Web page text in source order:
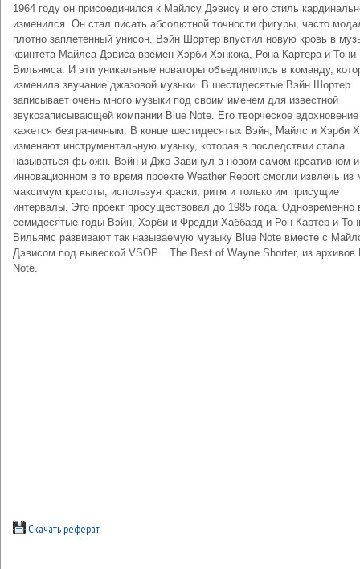
1964 году он присоединился к Майлсу Дэвису и его стиль
изменился. Он стал писать абсолютной точности фигуры, часто
плотно заплетенный унисон. Вэйн Шортер впустил новую кровь в
квинтета Майлса Дэвиса времен Хэрби Хэнкока, Рона Картера и Тони
Вильямса. И эти уникальные новаторы объединились в команду,
изменила звучание джазовой музыки. В шестидесятые Вэйн Шортер
записывает очень много музыки под своим именем для известной
звукозаписывающей компании Blue Note. Его творческое вдохновение
кажется безграничным. В конце шестидесятых Вэйн, Майлс и Хэрби
изменяют инструментальную музыку, которая в последствии стала
называться фьюжн. Вэйн и Джо Завинул в новом самом креативном и
инновационном в то время проекте Weather Report смогли извлечь из
максимум красоты, используя краски, ритм и только им присущие
интервалы. Это проект просуществовал до 1985 года. Одновременно
семидесятые годы Вэйн, Хэрби и Фредди Хаббард и Рон Картер и
Вильямс развивают так называемую музыку Blue Note вместе с
Дэвисом под вывеской VSOP. . The Best of Wayne Shorter, из архивов
Note.
Скачать реферат